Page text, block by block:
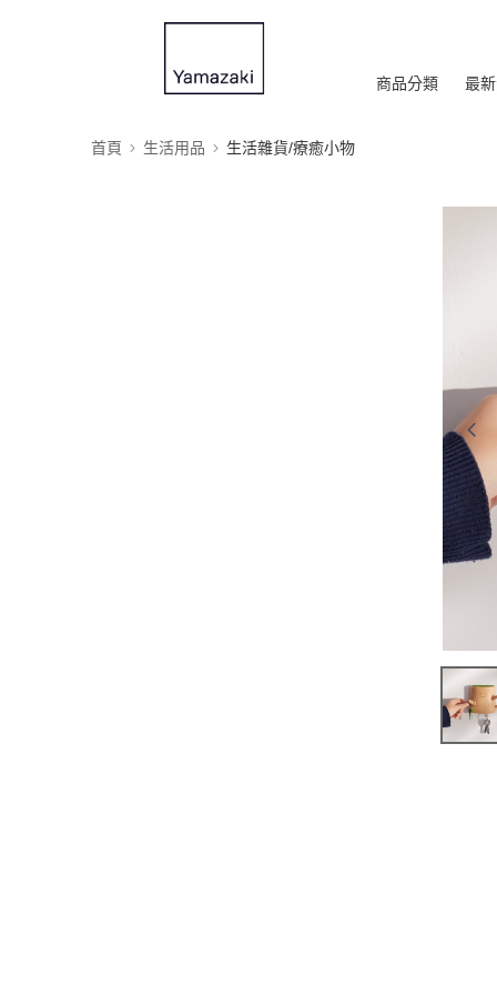
商品分類 最
首頁 生活用品 生活雜貨/療癒小物